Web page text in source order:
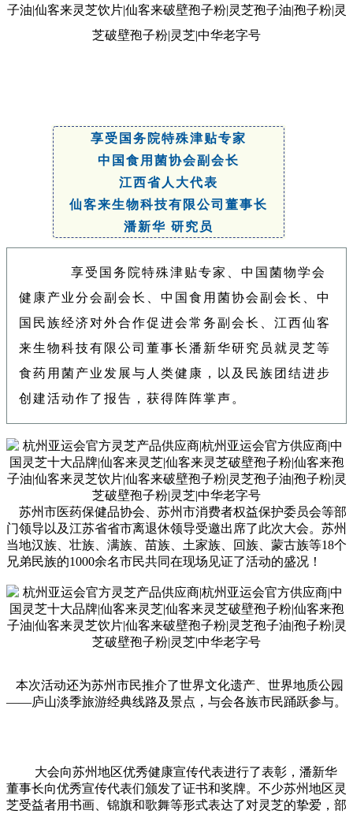
享受国务院特殊津贴专家
中国食用菌协会副会长
江西省人大代表
仙客来生物科技有限公司董事长
潘新华 研究员
享受国务院特殊津贴专家、中国菌物学会
健康产业分会副会长、中国食用菌协会副会长、中
国民族经济对外合作促进会常务副会长、江西仙客
来生物科技有限公司董事长潘新华研究员就灵芝等
食药用菌产业发展与人类健康，以及民族团结进步
创建活动作了报告，获得阵阵掌声。
苏州市医药保健品协会、苏州市消费者权益保护委员会等部
门领导以及江苏省省市离退休领导受邀出席了此次大会。苏州
当地汉族、壮族、满族、苗族、土家族、回族、蒙古族等18个
兄弟民族的1000余名市民共同在现场见证了活动的盛况！
本次活动还为苏州市民推介了世界文化遗产、世界地质公园
——庐山淡季旅游经典线路及景点，与会各族市民踊跃参与。
大会向苏州地区优秀健康宣传代表进行了表彰，潘新华
董事长向优秀宣传代表们颁发了证书和奖牌。不少苏州地区灵
芝受益者用书画、锦旗和歌舞等形式表达了对灵芝的挚爱，部